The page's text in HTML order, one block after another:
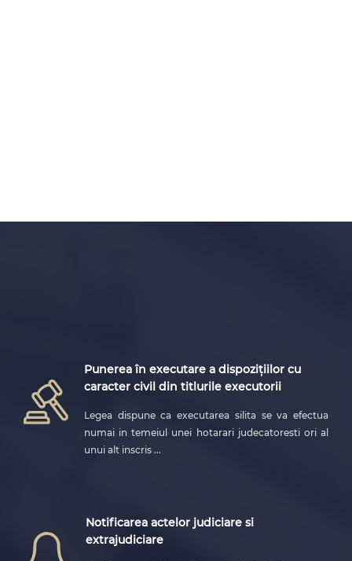
Punerea în executare a dispozițiilor cu
caracter civil din titlurile executorii
Legea dispune ca executarea silita se va efectua
numai in temeiul unei hotarari judecatoresti ori al
unui alt inscris ...
Notificarea actelor judiciare si
extrajudiciare